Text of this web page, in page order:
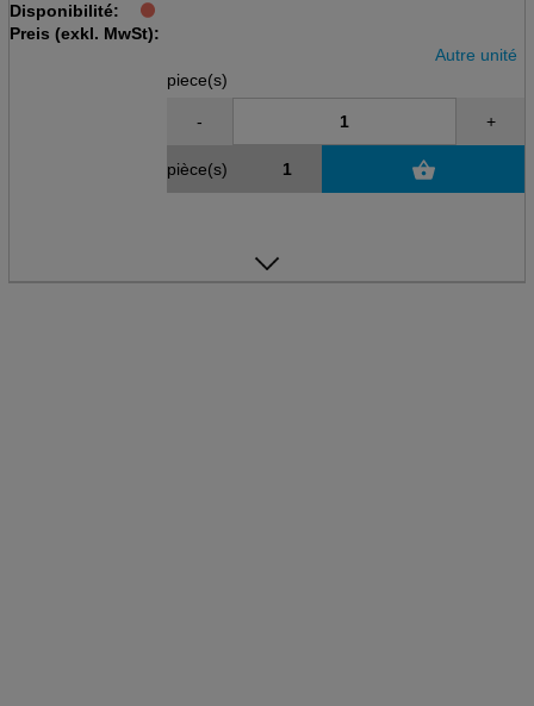
UHU P
L 50mm, D= 16mm
Disponibilité:
Preis (exkl. MwSt):
Autre unité
piece(s)
- +
pièce(s)